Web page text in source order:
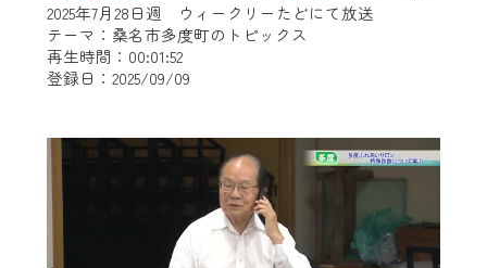
2025年7月28日週 ウィークリーたどにて放送
テーマ：桑名市多度町のトピックス
再生時間：00:01:52
登録日：2025/09/09